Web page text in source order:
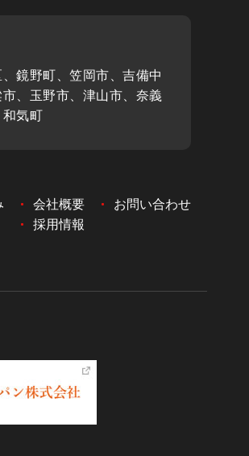
鏡野町、笠岡市、吉備中
、玉野市、津山市、奈義
気町
会社概要
採用情報
お問い合わせ